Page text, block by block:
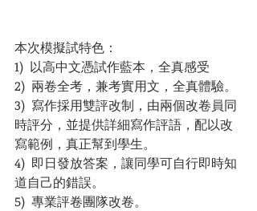
本次模擬試特色：
1)  以高中文憑試作藍本，全真感受
2)  兩卷全考，兼考實用文，全真體驗。
3)  寫作採用雙評改制，由兩個改卷員同
時評分，並提供詳細寫作評語，配以改
寫範例，真正幫到學生。
4)  即日發放答案，讓同學可自行即時知
道自己的錯誤。
5)  專業評卷團隊改卷。